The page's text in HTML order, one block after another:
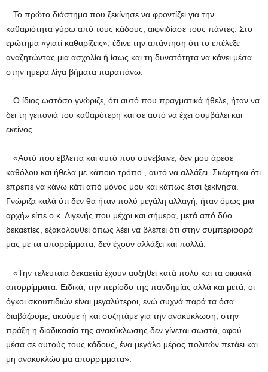
Το πρώτο διάστημα που ξεκίνησε να φροντίζει για την
καθαριότητα γύρω από τους κάδους, αιφνιδίασε τους πάντες. Στο
ερώτημα «γιατί καθαρίζεις», έδινε την απάντηση ότι το επέλεξε
αναζητώντας μια ασχολία ή ίσως και τη δυνατότητα να κάνει μέσα
στην ημέρα λίγα βήματα παραπάνω.
Ο ίδιος ωστόσο γνώριζε, ότι αυτό που πραγματικά ήθελε, ήταν να
δει τη γειτονιά του καθαρότερη και σε αυτό να έχει συμβάλει και
εκείνος.
«Αυτό που έβλεπα και αυτό που συνέβαινε, δεν μου άρεσε
καθόλου και ήθελα με κάποιο τρόπο , αυτό να αλλάξει. Σκέφτηκα ότι
έπρεπε να κάνω κάτι από μόνος μου και κάπως έτσι ξεκίνησα.
Γνώριζα καλά ότι δεν θα ήταν πολύ μεγάλη αλλαγή, ήταν όμως μια
αρχή» είπε ο κ. Διγενής που μέχρι και σήμερα, μετά από δύο
δεκαετίες, εξακολουθεί όπως λέει να βλέπει ότι στην συμπεριφορά
μας με τα απορρίμματα, δεν έχουν αλλάξει και πολλά.
«Την τελευταία δεκαετία έχουν αυξηθεί κατά πολύ και τα οικιακά
απορρίμματα. Ειδικά, την περίοδο της πανδημίας αλλά και μετά, οι
όγκοι σκουπιδιών είναι μεγαλύτεροι, ενώ συχνά παρά τα όσα
διαβάζουμε, ακούμε ή και συζητάμε για την ανακύκλωση, στην
πράξη η διαδικασία της ανακύκλωσης δεν γίνεται σωστά, αφού
μέσα σε αυτούς τους κάδους, ένα μεγάλο μέρος πολιτών πετάει και
μη ανακυκλώσιμα απορρίμματα».